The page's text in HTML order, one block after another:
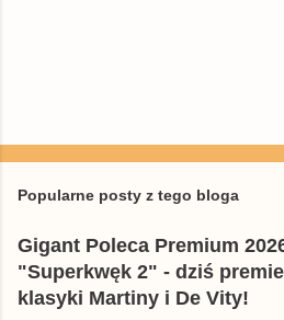
Popularne posty z tego bloga
Gigant Poleca Premium
"Superkwęk 2" - dziś
klasyki Martiny i De Vity!